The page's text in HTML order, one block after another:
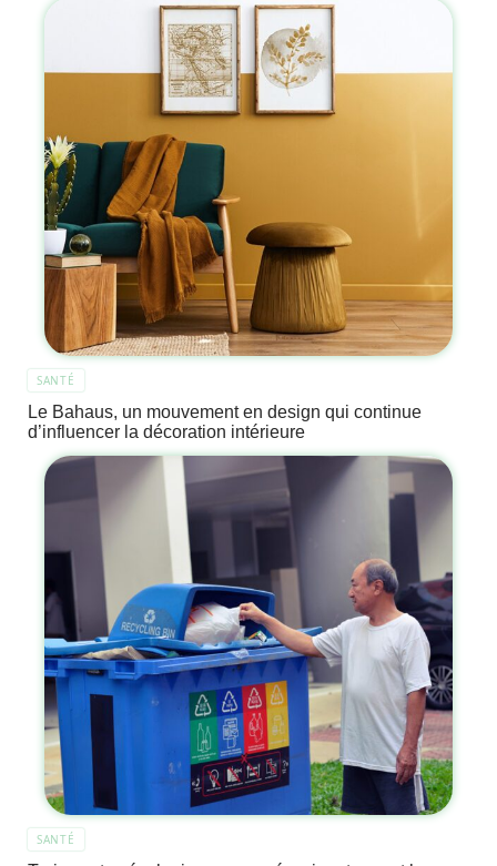
SANTÉ
Le Bahaus, un mouvement en design qui continue
d’influencer la décoration intérieure
SANTÉ